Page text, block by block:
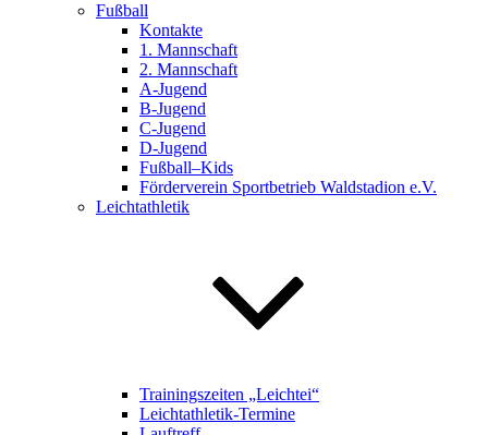
Fußball
Kontakte
1. Mannschaft
2. Mannschaft
A-Jugend
B-Jugend
C-Jugend
D-Jugend
Fußball–Kids
Förderverein Sportbetrieb Waldstadion e.V.
Leichtathletik
Trainingszeiten „Leichtei“
Leichtathletik-Termine